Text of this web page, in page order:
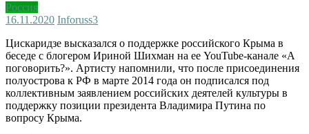
Россия
16.11.2020 Inforuss3
Цискаридзе высказался о поддержке российского Крыма в
беседе с блогером Ириной Шихман на ее YouTube-канале «А
поговорить?». Артисту напомнили, что после присоединения
полуострова к РФ в марте 2014 года он подписался под
коллективным заявлением российских деятелей культуры в
поддержку позиции президента Владимира Путина по
вопросу Крыма.